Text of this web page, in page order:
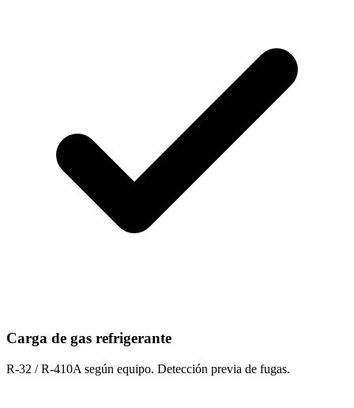
Carga de gas refrigerante
R-32 / R-410A según equipo. Detección previa de fugas.